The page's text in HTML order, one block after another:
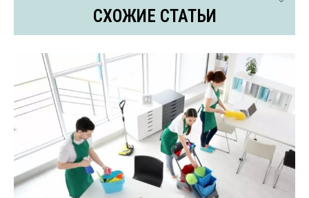
СХОЖИЕ СТАТЬИ